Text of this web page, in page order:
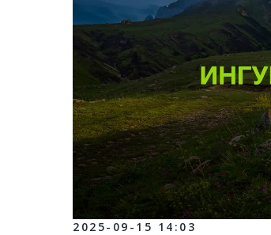
2025-09-15 14:03